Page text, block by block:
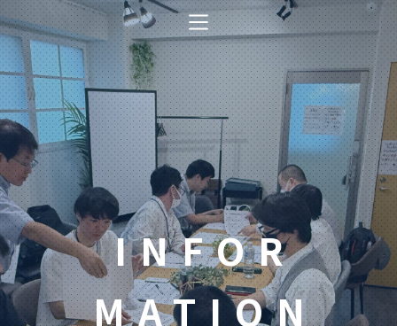
コ
ン
テ
ン
ツ
へ
ス
キ
ッ
プ
INFOR
MATION